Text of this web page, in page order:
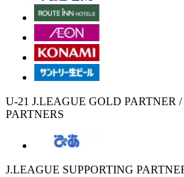
U-21 J.LEAGUE GOLD PARTNER
PARTNERS
J.LEAGUE SUPPORTING